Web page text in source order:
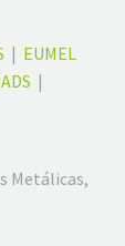
| EUMEL
|
Metálicas,